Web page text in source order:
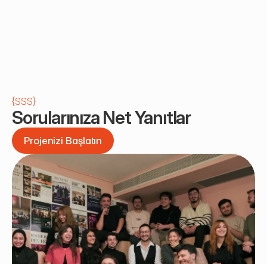
{SSS}
Sorularınıza Net Yanıtlar
Projenizi Başlatın
Projenizi Başlatın